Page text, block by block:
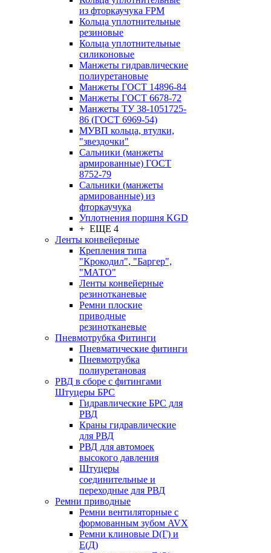
из фторкаучука FPM
Кольца уплотнительные
резиновые
Кольца уплотнительные
силиконовые
Манжеты гидравлические
полиуретановые
Манжеты ГОСТ 14896-84
Манжеты ГОСТ 6678-72
Манжеты ТУ 38-1051725-
86 (ГОСТ 6969-54)
МУВП кольца, втулки,
"звездочки"
Сальники (манжеты
армированные) ГОСТ
8752-79
Сальники (манжеты
армированные) из
фторкаучука
Уплотнения поршня KGD
+ ЕЩЕ 4
Ленты конвейерные
Крепления типа
"Крокодил", "Баргер",
"МАТО"
Ленты конвейерные
резинотканевые
Ремни плоские
приводные
резинотканевые
Пневмотрубка Фитинги
Пневматические фитинги
Пневмотрубка
полиуретановая
РВД в сборе с фитингами
Штуцеры БРС
Гидравлические БРС для
РВД
Краны гидравлические
для РВД
РВД для автомоек
высокого давления
Штуцеры
соединительные и
переходные для РВД
Ремни приводные
Ремни вентиляторные с
формованным зубом AVX
Ремни клиновые D(Г) и
Е(Д)